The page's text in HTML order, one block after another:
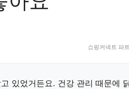
쇼핑커넥트 파
있었거든요. 건강 관리 때문에